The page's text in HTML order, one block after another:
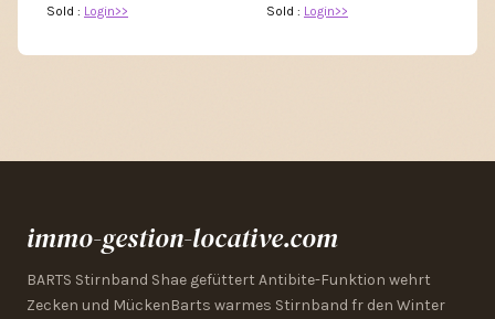
Sold : Login>>
Sold : Login>>
immo-gestion-locative.com
BARTS Stirnband Shae gefüttert Antibite-Funktion wehrt
Zecken und MückenBarts warmes Stirnband fr den Winter